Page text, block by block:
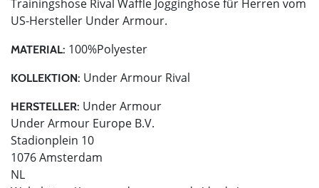
Trainingshose Rival Waffle Jogginghose für Herren vom
US-Hersteller Under Armour.
MATERIAL: 100%Polyester
KOLLEKTION: Under Armour Rival
HERSTELLER: Under Armour
Under Armour Europe B.V.
Stadionplein 10
1076 Amsterdam
NL